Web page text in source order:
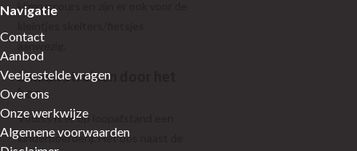
klimparcours en zijn er ook voor de
aanwezig.
Samen struinen door het
bos
Voorts is er op loopafstand een
kinderboerderij. Het bos naast de
Navigatie
Contact
Aanbod
Veelgestelde vragen
Over ons
Onze werkwijze
Algemene voorwaarden